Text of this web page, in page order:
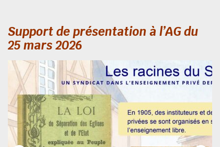
Support de présentation à l’AG du
25 mars 2026